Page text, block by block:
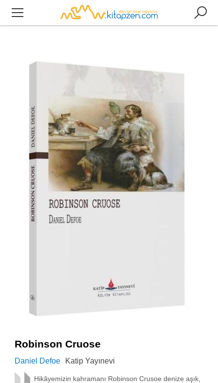
Robinson Cruose
Daniel Defoe Katip Yayınevi
Hikâyemizin kahramanı Robinson Crusoe denize aşık,